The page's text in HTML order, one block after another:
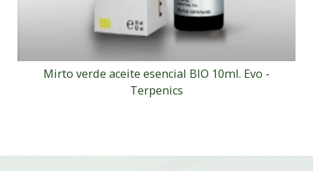
Mirto verde aceite esencial BIO 10ml. Evo -
Terpenics